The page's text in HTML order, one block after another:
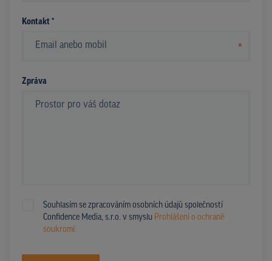
Kontakt *
*
Zpráva
Souhlasím se zpracováním osobních údajů společností
Confidence Media, s.r.o. v smyslu Prohlášení o ochraně
soukromí.